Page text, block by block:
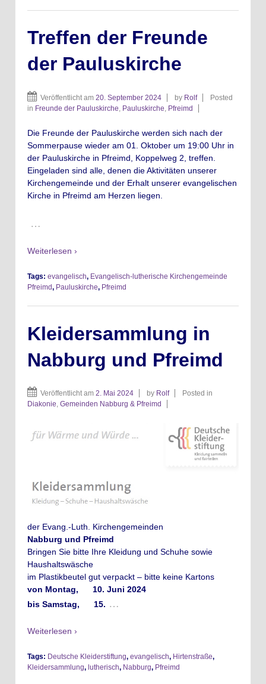
Treffen der Freunde
der Pauluskirche
Veröffentlicht am 20. September 2024 by Rolf
Posted
in Freunde der Pauluskirche, Pauluskirche, Pfreimd
Die Freunde der Pauluskirche werden sich nach der
Sommerpause wieder am 01. Oktober um 19:00 Uhr in
der Pauluskirche in Pfreimd, Koppelweg 2, treffen.
Eingeladen sind alle, denen die Aktivitäten unserer
Kirchengemeinde und der Erhalt unserer evangelischen
Kirche in Pfreimd am Herzen liegen.
…
Weiterlesen ›
Tags: evangelisch, Evangelisch-lutherische Kirchengemeinde
Pfreimd, Pauluskirche, Pfreimd
Kleidersammlung in
Nabburg und Pfreimd
Veröffentlicht am 2. Mai 2024 by Rolf
Posted in
Diakonie, Gemeinden Nabburg & Pfreimd
der Evang.-Luth. Kirchengemeinden
Nabburg und Pfreimd
Bringen Sie bitte Ihre Kleidung und Schuhe sowie
Haushaltswäsche
im Plastikbeutel gut verpackt – bitte keine Kartons
von Montag, 10. Juni 2024
bis Samstag, 15. …
Weiterlesen ›
Tags: Deutsche Kleiderstiftung, evangelisch, Hirtenstraße,
Kleidersammlung, lutherisch, Nabburg, Pfreimd